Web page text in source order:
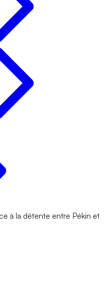
à la détente entre Pékin et